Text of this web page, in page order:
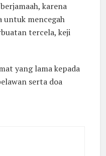
karena
untuk mencegah
tercela, keji
yang lama kepada
serta doa